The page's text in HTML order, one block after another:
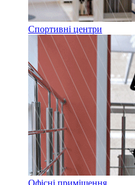
Спортивні центри
Офісні приміщення